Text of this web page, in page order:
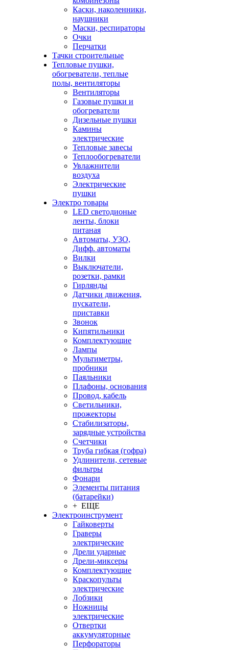
Каски, наколенники,
наушники
Маски, респираторы
Очки
Перчатки
Тачки строительные
Тепловые пушки,
обогреватели, теплые
полы, вентиляторы
Вентиляторы
Газовые пушки и
обогреватели
Дизельные пушки
Камины
электрические
Тепловые завесы
Теплообогреватели
Увлажнители
воздуха
Электрические
пушки
Электро товары
LED светодионые
ленты, блоки
питаная
Автоматы, УЗО,
Дифф. автоматы
Вилки
Выключатели,
розетки, рамки
Гирлянды
Датчики движения,
пускатели,
приставки
Звонок
Кипятильники
Комплектующие
Лампы
Мультиметры,
пробники
Паяльники
Плафоны, основания
Провод, кабель
Светильники,
прожекторы
Стабилизаторы,
зарядные устройства
Счетчики
Труба гибкая (гофра)
Удлинители, сетевые
фильтры
Фонари
Элементы питания
(батарейки)
+ ЕЩЕ
Электроинструмент
Гайковерты
Граверы
электрические
Дрели ударные
Дрели-миксеры
Комплектующие
Краскопульты
электрические
Лобзики
Ножницы
электрические
Отвертки
аккумуляторные
Перфораторы